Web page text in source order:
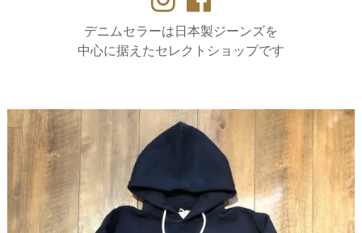
デニムセラーは日本製ジーンズを
中心に据えたセレクトショップです